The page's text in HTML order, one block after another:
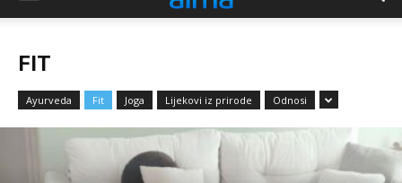
FIT
Ayurveda Fit Joga Lijekovi iz prirode Odnosi